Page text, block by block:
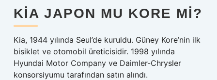
KIA JAPON MU KORE MI?
Kia, 1944 yılında Seul’de kuruldu. Güney Kore’nin ilk
bisiklet ve otomobil üreticisidir. 1998 yılında
Hyundai Motor Company ve Daimler-Chrysler
konsorsiyumu tarafından satın alındı.